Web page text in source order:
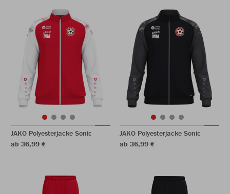
JAKO Polyesterjacke Sonic
ab 36,99 €
JAKO Polyesterjacke Sonic
ab 36,99 €